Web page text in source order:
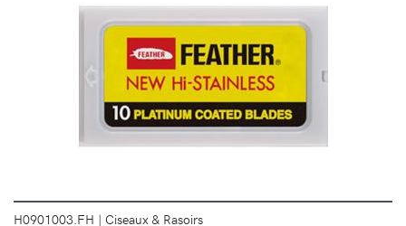
DÉTAILS
H0901003.FH | Ciseaux & Rasoirs